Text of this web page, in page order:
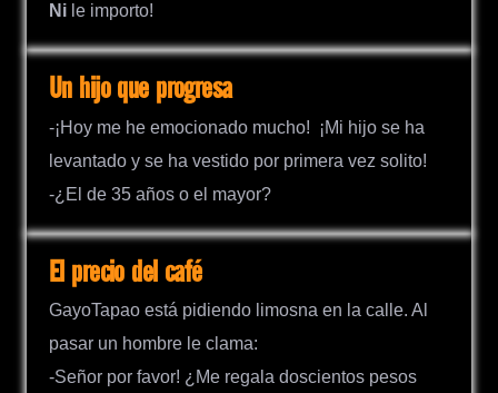
Ni le importo!
Un hijo que progresa
-¡Hoy me he emocionado mucho! ¡Mi hijo se ha
levantado y se ha vestido por primera vez solito!
-¿El de 35 años o el mayor?
El precio del café
GayoTapao está pidiendo limosna en la calle. Al
pasar un hombre le clama:
-Señor por favor! ¿Me regala doscientos pesos